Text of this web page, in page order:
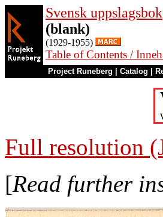
Svensk uppslagsbok
(blank)
(1929-1955)
Table of Contents /
Project Runeberg Catalog
Full resolution
[Read further